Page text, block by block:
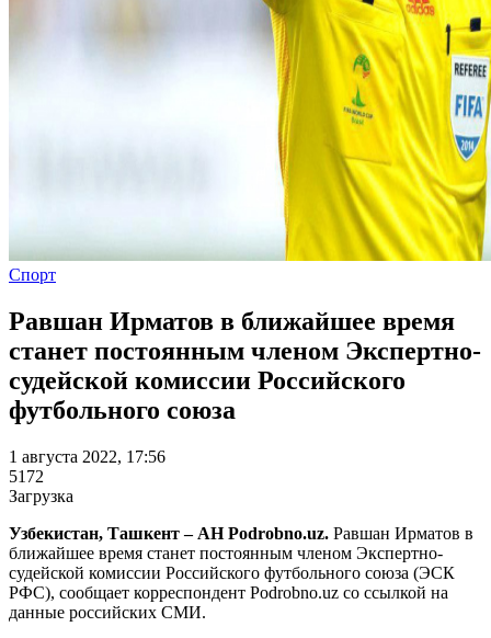
Спорт
Равшан Ирматов в ближайшее время
станет постоянным членом Экспертно-
судейской комиссии Российского
футбольного союза
1 августа 2022, 17:56
5172
Загрузка
Узбекистан, Ташкент – АН Podrobno.uz. Равшан Ирматов в
ближайшее время станет постоянным членом Экспертно-
судейской комиссии Российского футбольного союза (ЭСК
РФС), сообщает корреспондент Podrobno.uz со ссылкой на
данные российских СМИ.